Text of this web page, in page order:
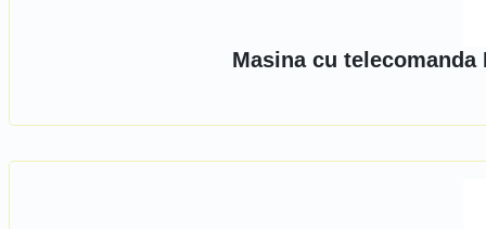
Masina cu telecomanda